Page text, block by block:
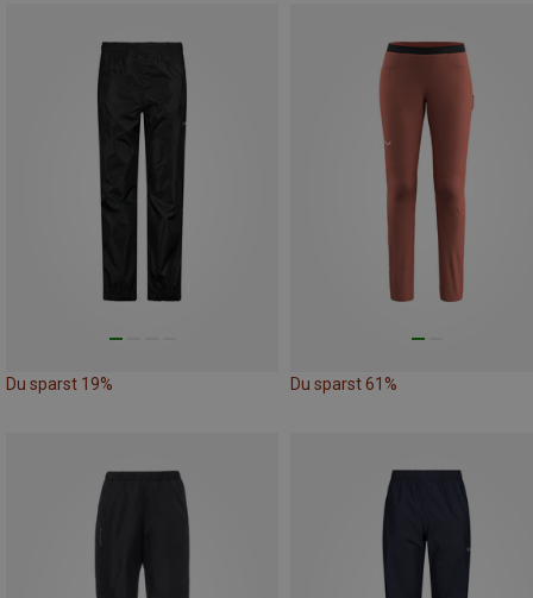
Du sparst 19% Du sparst 61%